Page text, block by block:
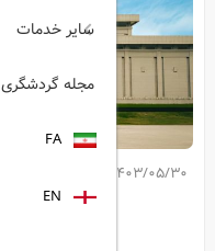
1403/05/30
سایر خدمات
مجله گردشگری
FA
EN